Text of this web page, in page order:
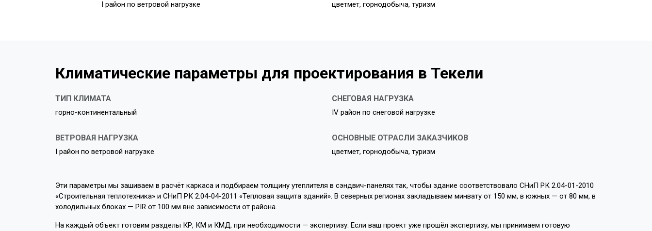
I район по ветровой нагрузке цветмет, горнодобыча, туризм
Климатические параметры для проектирования в Текели
ТИП КЛИМАТА
горно-континентальный
СНЕГОВАЯ НАГРУЗКА
IV район по снеговой нагрузке
ВЕТРОВАЯ НАГРУЗКА
I район по ветровой нагрузке
ОСНОВНЫЕ ОТРАСЛИ ЗАКАЗЧИКОВ
цветмет, горнодобыча, туризм
Эти параметры мы зашиваем в расчёт каркаса и подбираем толщину утеплителя в сэндвич-панелях так, чтобы здание соответствовало СНиП РК 2.04-01-2010
«Строительная теплотехника» и СНиП РК 2.04-04-2011 «Тепловая защита зданий». В северных регионах закладываем минвату от 150 мм, в южных — от 80 мм, в
холодильных блоках — PIR от 100 мм вне зависимости от района.
На каждый объект готовим разделы КР, КМ и КМД, при необходимости — экспертизу. Если ваш проект уже прошёл экспертизу, мы принимаем готовую